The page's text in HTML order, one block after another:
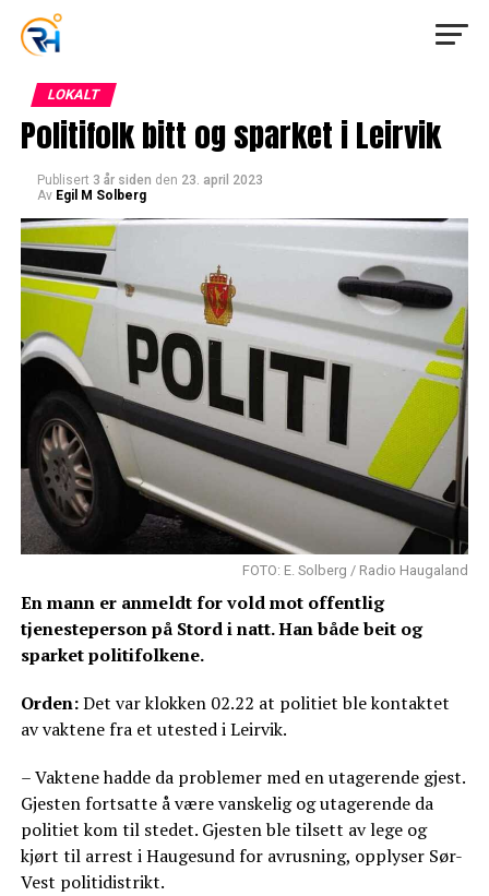
LOKALT
Politifolk bitt og sparket i Leirvik
Publisert 3 år siden den 23. april 2023
Av Egil M Solberg
FOTO: E. Solberg / Radio Haugaland
En mann er anmeldt for vold mot offentlig
tjenesteperson på Stord i natt. Han både beit og
sparket politifolkene.
Orden:Det var klokken 02.22 at politiet ble kontaktet
av vaktene fra et utested i Leirvik.
– Vaktene hadde da problemer med en utagerende gjest.
Gjesten fortsatte å være vanskelig og utagerende da
politiet kom til stedet. Gjesten ble tilsett av lege og
kjørt til arrest i Haugesund for avrusning, opplyser Sør-
Vest politidistrikt.